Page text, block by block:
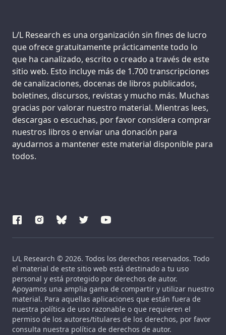
Support us:
L/L Research es una organización sin fines de lucro
que ofrece gratuitamente prácticamente todo lo
que ha canalizado, escrito o creado a través de este
sitio web. Esto incluye más de 1.700 transcripciones
de canalizaciones, docenas de libros publicados,
boletines, discursos, revistas y mucho más. Muchas
gracias por valorar nuestro material. Mientras lees,
descargas o escuchas, por favor considera comprar
nuestros libros o enviar una donación para
ayudarnos a mantener este material disponible para
todos.
L/L Research © 2026. Todos los derechos reservados. Todo
el material de este sitio web está destinado a tu uso
personal y está protegido por derechos de autor.
Apoyamos una amplia gama de compartir y utilizar nuestro
material. Para aquellas aplicaciones que están fuera de
nuestra política de uso razonable o que requieren el
permiso de los autores/titulares de los derechos, por favor
consulta nuestra política de derechos de autor.